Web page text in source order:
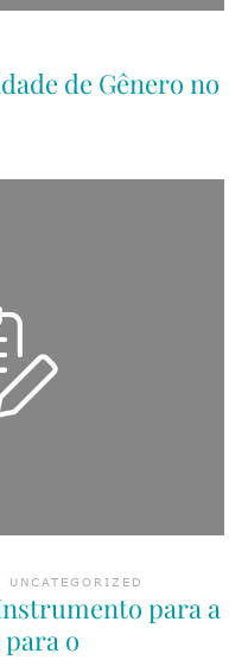
de Gênero no
UNCATEGORIZED
para a
o